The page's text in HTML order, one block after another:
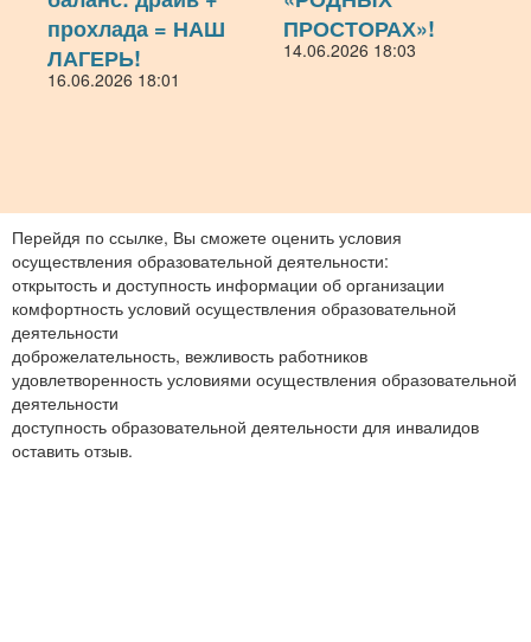
прохлада = НАШ
ЛАГЕРЬ!
16.06.2026 18:01
ПРОСТОРАХ»!
14.06.2026 18:03
Перейдя по ссылке, Вы сможете оценить условия
осуществления образовательной деятельности:
открытость и доступность информации об организации
комфортность условий осуществления образовательной
деятельности
доброжелательность, вежливость работников
удовлетворенность условиями осуществления образовательной
деятельности
доступность образовательной деятельности для инвалидов
оставить отзыв.